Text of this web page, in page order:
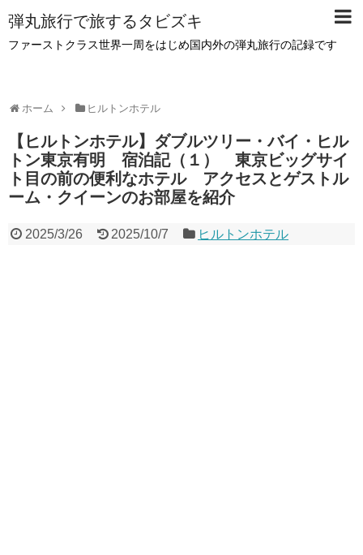
弾丸旅行で旅するタビズキ
ファーストクラス世界一周をはじめ国内外の弾丸旅行の記録です
ホーム ヒルトンホテル
【ヒルトンホテル】ダブルツリー・バイ・ヒル
トン東京有明 宿泊記（１） 東京ビッグサイ
ト目の前の便利なホテル アクセスとゲストル
ーム・クイーンのお部屋を紹介
2025/3/26 2025/10/7 ヒルトンホテル